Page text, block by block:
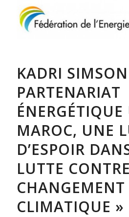
KADRI
PARTENARIAT
ÉNERGÉTIQUE
MAROC, UNE
D’ESPOIR
LUTTE
CHANGEMENT
CLIMATIQUE »